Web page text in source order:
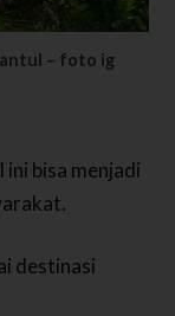
– foto ig
bisa menjadi
destinasi